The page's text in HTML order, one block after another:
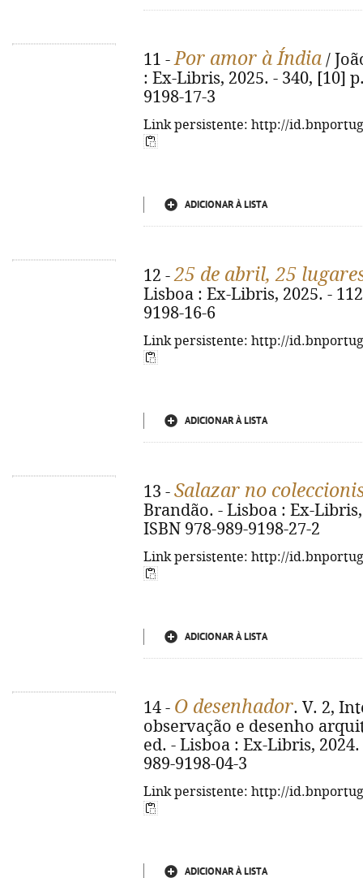
11 -Por amor à Índia /
: Ex-Libris, 2025. - 340, [10]
9198-17-3
Link persistente: http://
ADICIONAR À LISTA
12 -25 de abril, 25
Lisboa : Ex-Libris, 2025. -
9198-16-6
Link persistente: http://
ADICIONAR À LISTA
13 - Salazar no
Brandão. - Lisboa : Ex-
ISBN 978-989-9198-27-2
Link persistente: http://
ADICIONAR À LISTA
14 - O desenhador. V. 2,
observação e desenho
ed. - Lisboa : Ex-Libris,
989-9198-04-3
Link persistente: http://
ADICIONAR À LISTA